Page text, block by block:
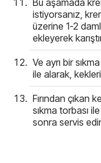
Bu aşamada
istiyorsanız,
üzerine 1-2
ekleyerek
Ve ayrı bir
ile alarak,
Fırından çıkan
sıkma torbası
sonra servis